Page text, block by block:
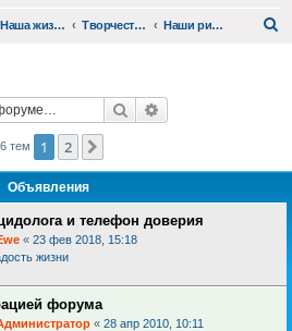
Наша жизнь (не всё же о суициде!) Творчество Наши рисунки
Поиск
тем 1 2
Объявления
и телефон доверия
« 23 фев 2018, 15:18
жизни
форума
« 28 апр 2010, 10:11